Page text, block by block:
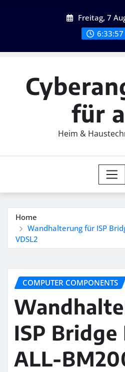
Freitag, 7
6:33:58
für
Heim &
Home
Wandhalterung für ISP
VDSL2
COMPUTER COMPONENTS
ISP Bridge
ALL-